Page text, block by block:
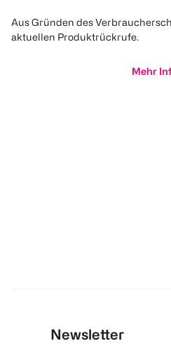
Aus Gründen des
aktuellen Produktrückrufe.
Mehr
Newsletter